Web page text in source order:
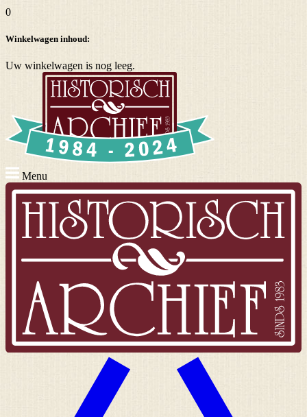
0
Winkelwagen inhoud:
Uw winkelwagen is nog leeg.
Menu